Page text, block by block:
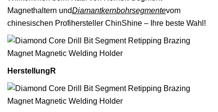
Magnethaltern undDiamantkernbohrsegmentevom
chinesischen Profihersteller ChinShine – Ihre beste Wahl!
Herstellung R